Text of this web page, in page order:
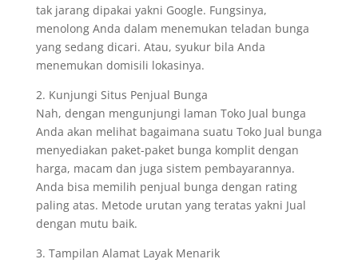
tak jarang dipakai yakni Google. Fungsinya,
menolong Anda dalam menemukan teladan bunga
yang sedang dicari. Atau, syukur bila Anda
menemukan domisili lokasinya.
2. Kunjungi Situs Penjual Bunga
Nah, dengan mengunjungi laman Toko Jual bunga
Anda akan melihat bagaimana suatu Toko Jual bunga
menyediakan paket-paket bunga komplit dengan
harga, macam dan juga sistem pembayarannya.
Anda bisa memilih penjual bunga dengan rating
paling atas. Metode urutan yang teratas yakni Jual
dengan mutu baik.
3. Tampilan Alamat Layak Menarik